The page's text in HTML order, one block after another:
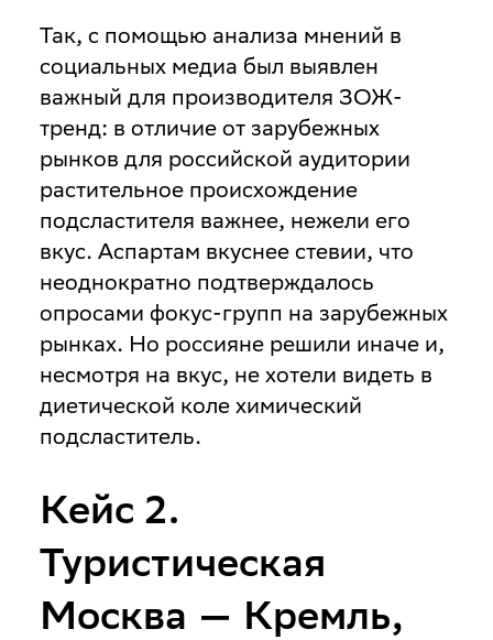
Так, с помощью анализа мнений в
социальных медиа был выявлен
важный для производителя ЗОЖ-
тренд: в отличие от зарубежных
рынков для российской аудитории
растительное происхождение
подсластителя важнее, нежели его
вкус. Аспартам вкуснее стевии, что
неоднократно подтверждалось
опросами фокус-групп на зарубежных
рынках. Но россияне решили иначе и,
несмотря на вкус, не хотели видеть в
диетической коле химический
подсластитель.
Кейс 2.
Туристическая
Москва — Кремль,